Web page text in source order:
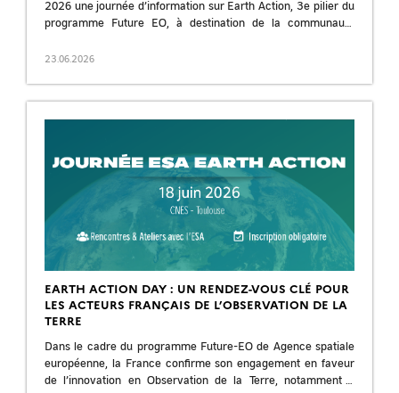
2026 une journée d’information sur Earth Action, 3e pilier du
programme Future EO, à destination de la communauté
23.06.2026
EARTH ACTION DAY : UN RENDEZ-VOUS CLÉ POUR
LES ACTEURS FRANÇAIS DE L’OBSERVATION DE LA
TERRE
Dans le cadre du programme Future-EO de Agence spatiale
européenne, la France confirme son engagement en faveur
de l’innovation en Observation de la Terre, notamment à